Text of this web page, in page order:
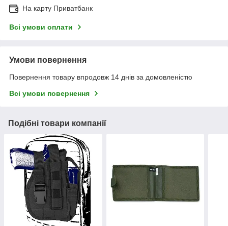
На карту Приватбанк
Всі умови оплати
Умови повернення
Повернення товару впродовж 14 днів за домовленістю
Всі умови повернення
Подібні товари компанії